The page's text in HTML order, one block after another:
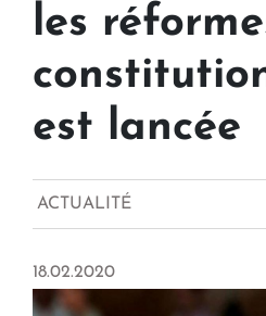
les
est lancée
ACTUALITÉ
18.02.2020